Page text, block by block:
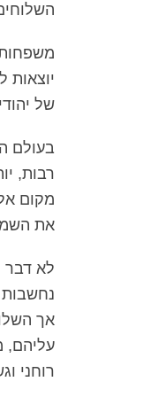
משפחות
של
בעולם
רבות,
מקום
את
לא דבר
אך
עליהם,
רוחני